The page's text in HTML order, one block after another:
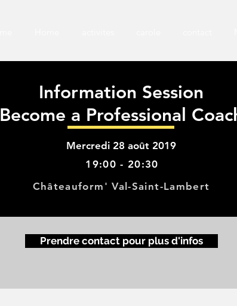
Information Session
Become a Professional
Mercredi 28 août 2019
19:00 - 20:30
Châteauform' Val-Saint-Lambert
Prendre contact pour plus d'infos